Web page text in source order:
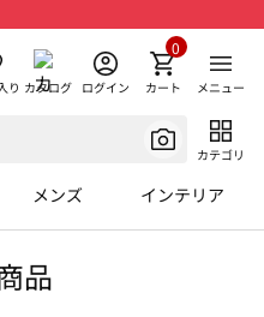
り カタログ ログイン カート
0
メニュー
カテゴリ
メンズ インテリア
品